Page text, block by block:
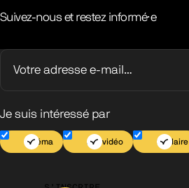
Suivez-nous et restez informé·e
Je suis intéressé par
Cinéma Jeu vidéo Scolaire